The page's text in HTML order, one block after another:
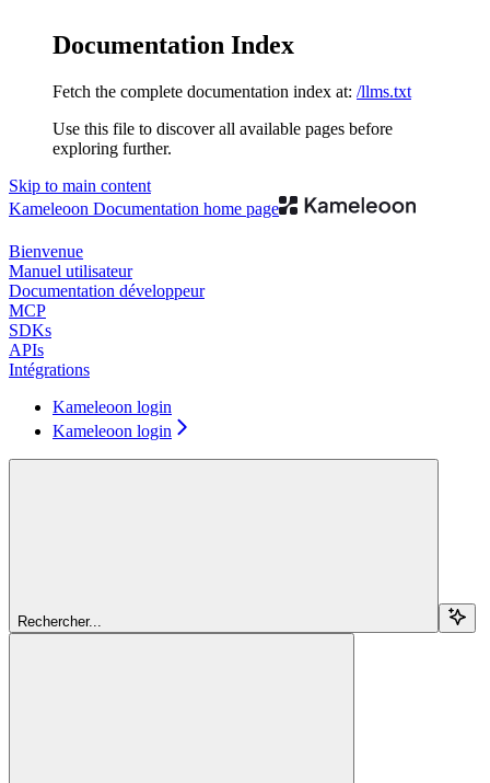
Documentation Index
Fetch the complete documentation index at: /llms.txt
Use this file to discover all available pages before
exploring further.
Skip to main content
Kameleoon Documentation home page
Bienvenue
Manuel utilisateur
Documentation développeur
MCP
SDKs
APIs
Intégrations
Kameleoon login
Kameleoon login
Rechercher...